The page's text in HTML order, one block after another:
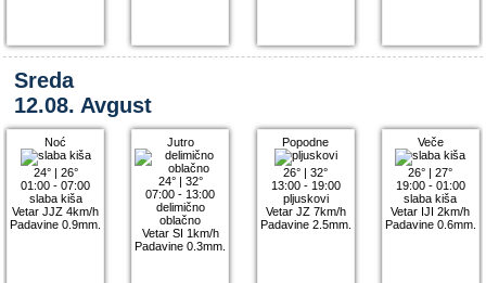
Sreda
12.08. Avgust
Noć
24°| 26°
01:00 - 07:00
slaba kiša
Vetar JJZ 4km/h
Padavine 0.9mm.
Jutro
24°| 32°
07:00 - 13:00
delimično
oblačno
Vetar SI 1km/h
Padavine 0.3mm.
Popodne
26° |32°
13:00 - 19:00
pljuskovi
Vetar JZ 7km/h
Padavine 2.5mm.
Veče
26° |27°
19:00 - 01:00
slaba kiša
Vetar IJI 2km/h
Padavine 0.6mm.